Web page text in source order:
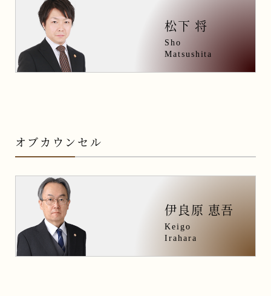
松下 将
Sho
Matsushita
オブカウンセル
伊良原 恵吾
Keigo
Irahara
会員様専用ログイン